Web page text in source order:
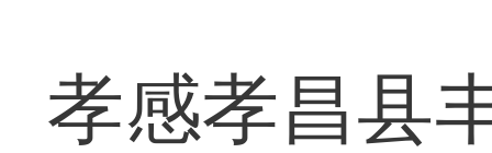
孝感孝昌县